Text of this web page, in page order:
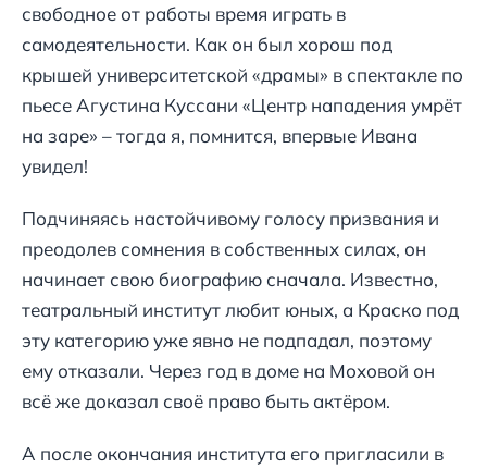
свободное от работы время играть в
самодеятельности. Как он был хорош под
крышей университетской «драмы» в спектакле по
пьесе Агустина Куссани «Центр нападения умрёт
на заре» – тогда я, помнится, впервые Ивана
увидел!
Подчиняясь настойчивому голосу призвания и
преодолев сомнения в собственных силах, он
начинает свою биографию сначала. Известно,
театральный институт любит юных, а Краско под
эту категорию уже явно не подпадал, поэтому
ему отказали. Через год в доме на Моховой он
всё же доказал своё право быть актёром.
А после окончания института его пригласили в